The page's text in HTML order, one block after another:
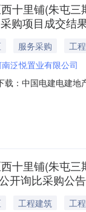
十里铺(朱屯
购项目成交结
服务采购
工程
泛悦置业有限公司
：中国电建电建
十里铺(朱屯
开询比采购公告
工程建筑
工程